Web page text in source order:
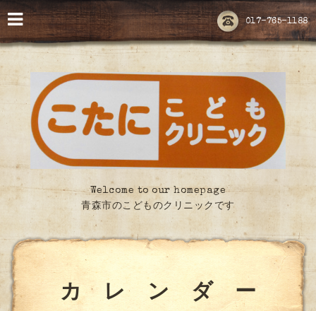
017-765-1188
Welcome to our homepage
青森市のこどものクリニックです
カ レ ン ダ ー